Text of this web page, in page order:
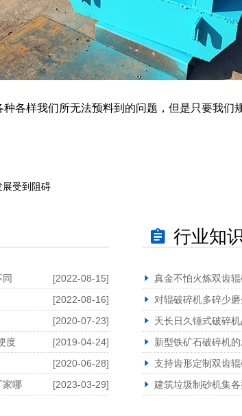
样我们所无法预料到的问题，但是只要我们
展受到阻碍
同
[2022-08-15]
[2022-08-16]
[2020-07-23]
度
[2019-04-24]
[2020-06-28]
家哪
[2023-03-29]
行业知
真金不怕火炼双齿
对辊破碎机多碎少
天长日久锤式破碎
新型铁矿石破碎机
支持齿形定制双齿
建筑垃圾制砂机集